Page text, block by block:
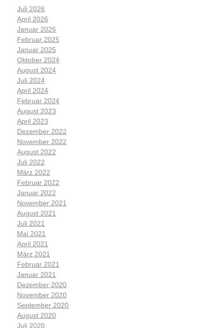
Juli 2026
April 2026
Januar 2026
Februar 2025
Januar 2025
Oktober 2024
August 2024
Juli 2024
April 2024
Februar 2024
August 2023
April 2023
Dezember 2022
November 2022
August 2022
Juli 2022
März 2022
Februar 2022
Januar 2022
November 2021
August 2021
Juli 2021
Mai 2021
April 2021
März 2021
Februar 2021
Januar 2021
Dezember 2020
November 2020
September 2020
August 2020
Juli 2020